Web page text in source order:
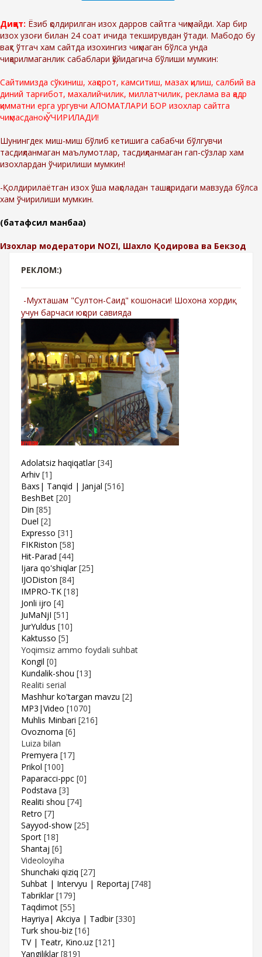
Диққат: Ёзиб қолдирилган изох дарров сайтга чиқмайди. Хар бир
изох узоғи билан 24 соат ичида текширувдан ўтади. Мабодо бу
вақт ўтгач хам сайтда изохингиз чиқмаган бўлса унда
чиқарилмаганлик сабаблари қўйидагича бўлиши мумкин:
Сайтимизда сўкиниш, хақорот, камситиш, мазах қилиш, салбий ва
диний тарғибот, махалийчилик, миллатчилик, реклама ва қадр
қимматни ерга ургувчи АЛОМАТЛАРИ БОР изохлар сайтга
чиқмасданоқ ЎЧИРИЛАДИ!
Шунингдек миш-миш бўлиб кетишига сабабчи бўлгувчи
тасдиқланмаган маълумотлар, тасдиқланмаган гап-сўзлар хам
изохлардан ўчирилиши мумкин!
-Қолдирилаётган изох ўша мақоладан ташқаридаги мавзуда бўлса
хам ўчирилиши мумкин.
(батафсил манбаа)
Изохлар модератори NOZI, Шахло Қодирова ва Бекзод
РЕКЛОМ:)
-Мухташам "Султон-Саид" кошонаси! Шохона хордиқ
учун барчаси юқори савияда
Adolatsiz haqiqatlar [34]
Arhiv [1]
Baxs| Tanqid | Janjal [516]
BeshBet [20]
Din [85]
Duel [2]
Expresso [31]
FIKRiston [58]
Hit-Parad [44]
Ijara qo'shiqlar [25]
IJODiston [84]
IMPRO-TK [18]
Jonli ijro [4]
JuMaNjI [51]
JurYuldus [10]
Kaktusso [5]
Yoqimsiz ammo foydali suhbat
Kongil [0]
Kundalik-shou [13]
Realiti serial
Mashhur ko'targan mavzu [2]
MP3|Video [1070]
Muhlis Minbari [216]
Ovoznoma [6]
Luiza bilan
Premyera [17]
Prikol [100]
Paparacci-ppc [0]
Podstava [3]
Realiti shou [74]
Retro [7]
Sayyod-show [25]
Sport [18]
Shantaj [6]
Videoloyiha
Shunchaki qiziq [27]
Suhbat | Intervyu | Reportaj [748]
Tabriklar [179]
Taqdimot [55]
Hayriya| Akciya | Tadbir [330]
Turk shou-biz [16]
TV | Teatr, Kino.uz [121]
Yangiliklar [819]